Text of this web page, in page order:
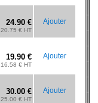
24.90 €
20.75 € HT
Ajouter
19.90 €
16.58 € HT
Ajouter
30.00 €
25.00 € HT
Ajouter